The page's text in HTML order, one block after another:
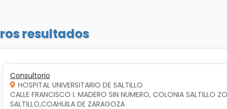
resultados
Consultorio
HOSPITAL UNIVERSITARIO DE SALTILLO
CALLE FRANCISCO I. MADERO SIN NUMERO, COLONIA SALTILLO
SALTILLO,COAHUILA DE ZARAGOZA